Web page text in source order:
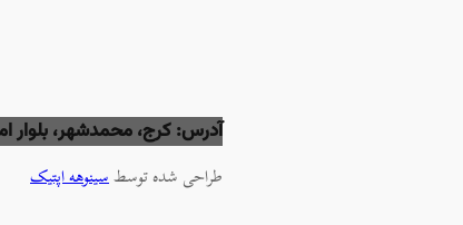
آدرس: کرج، محمدشهر، بلوار
طراحی شده توسطسینوهه اپتیک